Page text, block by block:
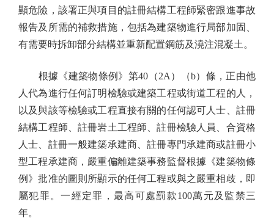
顯危險，該署正與項目的註冊結構工程師緊密跟進事故
報告及所需的補救措施，包括為建築物進行局部加固、
有需要時拆卸部分結構並重新配置鋼筋及澆注混凝土。
根據《建築物條例》第40（2A）（b）條，正由他
人代為進行任何訂明檢驗或建築工程或街道工程的人，
以及與該等檢驗或工程直接有關的任何認可人士、註冊
結構工程師、註冊岩土工程師、註冊檢驗人員、合資格
人士、註冊一般建築承建商、註冊專門承建商或註冊小
型工程承建商，嚴重偏離建築事務監督根據《建築物條
例》批准的圖則所顯示的任何工程或與之嚴重相歧，即
屬犯罪。一經定罪，最高可處罰款100萬元及監禁三
年。